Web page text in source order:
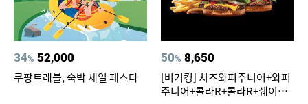
34% 52,000
쿠팡트래블, 숙박 세일 페스타
50% 8,650
[버거킹] 치즈와퍼주니어+와퍼
주니어+콜라R+콜라R+쉐이킹